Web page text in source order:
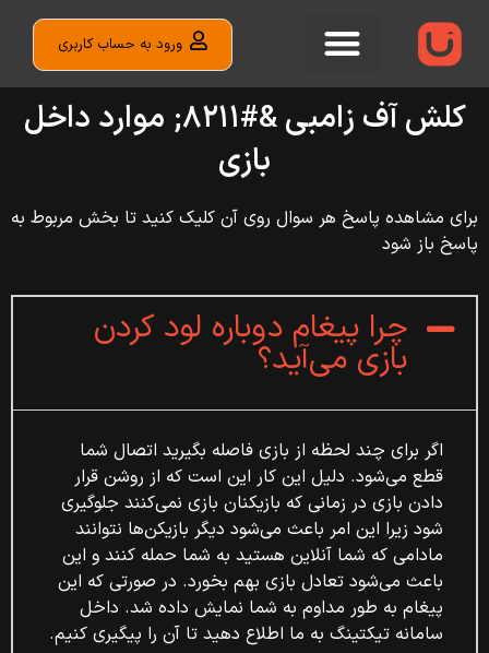
ورود به حساب کاربری
کلش آف زامبی &#۸۲۱۱; موارد داخل
بازی
برای مشاهده پاسخ هر سوال روی آن کلیک کنید تا بخش مربوط به
پاسخ باز شود
چرا پیغام دوباره لود کردن
بازی می‌آید؟
اگر برای چند لحظه از بازی فاصله بگیرید اتصال شما
قطع می‌شود. دلیل این کار این است که از روشن قرار
دادن بازی در زمانی که بازیکنان بازی نمی‌کنند جلوگیری
شود زیرا این امر باعث می‌شود دیگر بازیکن‌ها نتوانند
مادامی که شما آنلاین هستید به شما حمله کنند و این
باعث می‌شود تعادل بازی بهم بخورد. در صورتی که این
پیغام به طور مداوم به شما نمایش داده شد. داخل
سامانه تیکتینگ به ما اطلاع دهید تا آن را پیگیری کنیم.